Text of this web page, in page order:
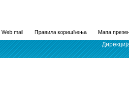
Web mail Правила коришћења Мапа